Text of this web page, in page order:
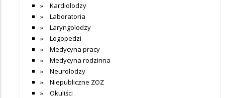
Kardiolodzy
Laboratoria
Laryngolodzy
Logopedzi
Medycyna pracy
Medycyna rodzinna
Neurolodzy
Niepubliczne ZOZ
Okuliści